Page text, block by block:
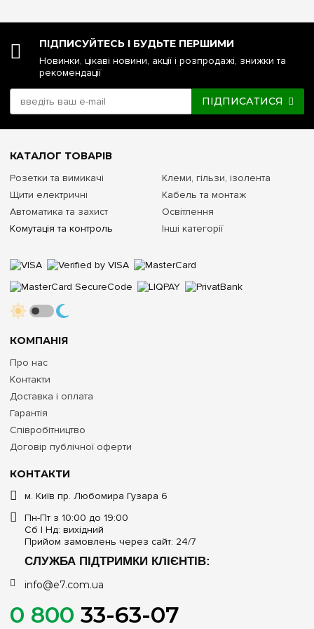
ПІДПИСУЙТЕСЬ І БУДЬТЕ ПЕРШИМИ
Новинки, цікаві новини, акції і розпродажі, знижки та
рекомендації
ПІДПИСАТИСЯ
КОНТАКТИ
м. Київ пр. Любомира Гузара 6
Пн-Пт з 10:00 до 19:00
Сб | Нд: вихідний
Прийом замовлень через сайт: 24/7
СЛУЖБА ПІДТРИМКИ КЛІЄНТІВ:
info@e7.com.ua
0 800 33-63-07
КОМПАНІЯ
Про нас
Контакти
Доставка і оплата
Гарантія
Співробітництво
Договір публічної оферти
КАТАЛОГ ТОВАРІВ
Розетки та вимикачі
Щити електричні
Автоматика та захист
Комутація та контроль
Клеми, гільзи, ізолента
Кабель та монтаж
Освітлення
Інші категорії